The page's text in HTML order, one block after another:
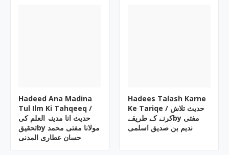
Hadeed Ana Madina
Tul Ilm Ki Tahqeeq /
حدیث انا مدینۃ العلم کی
تحقیقby مولانا مفتی محمد
حسان عطاری المدنی
Hadees Talash Karne
Ke Tariqe / حدیث تلاش
کرنے کے طریقےby مفتی
ندیم بن صدیق اسلمی